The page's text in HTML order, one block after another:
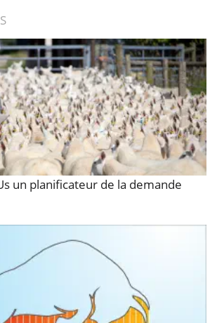
un planificateur de la demande